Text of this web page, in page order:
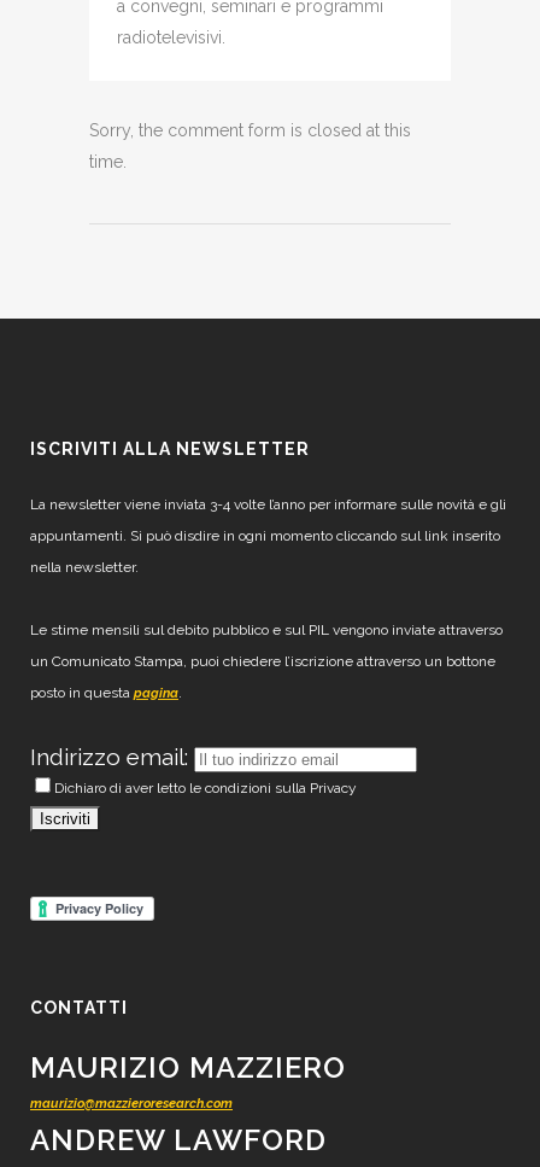
a convegni, seminari e programmi
radiotelevisivi.
Sorry, the comment form is closed at this
time.
ISCRIVITI ALLA NEWSLETTER
La newsletter viene inviata 3-4 volte l’anno per informare sulle novità e gli
appuntamenti. Si può disdire in ogni momento cliccando sul link inserito
nella newsletter.
Le stime mensili sul debito pubblico e sul PIL vengono inviate attraverso
un Comunicato Stampa, puoi chiedere l’iscrizione attraverso un bottone
posto in questa pagina.
Indirizzo email:
Dichiaro di aver letto le condizioni sulla Privacy
CONTATTI
MAURIZIO MAZZIERO
maurizio@mazzieroresearch.com
ANDREW LAWFORD